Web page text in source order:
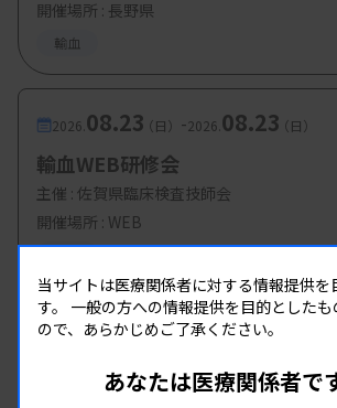
開催場所 : 長野県
輸血
2026. 08.23（日） -2026. 08.23（日）
輸血WEB研修会
主催 : 佐賀県臨床検査技師会
開催場所 : WEB
当サイトは医療関係者に対する情報提供を
す。 一般の方への情報提供を目的とした
ので、あらかじめご了承ください。
あなたは医療関係者で